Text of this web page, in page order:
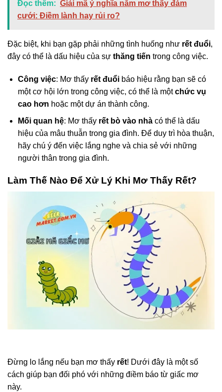
Đọc thêm: Giải mã ý nghĩa nằm mơ thấy đám
cưới: Điềm lành hay rủi ro?
Đặc biệt, khi bạn gặp phải những tình huống như rết đuổi,
đây có thể là dấu hiệu của sự thăng tiến trong công việc.
Công việc: Mơ thấy rết đuổibáo hiệu rằng bạn sẽ có
một cơ hội lớn trong công việc, có thể là mộtchức vụ
cao hơn hoặc một dự án thành công.
Mối quan hệ: Mơ thấy rết bò vào nhàcó thể là dấu
hiệu của mâu thuẫn trong gia đình. Để duy trì hòa thuận,
hãy chú ý đến việc lắng nghe và chia sẻ với những
người thân trong gia đình.
Làm Thế Nào Để Xử Lý Khi Mơ Thấy Rết?
Đừng lo lắng nếu bạn mơ thấy rết! Dưới đây là một số
cách giúp bạn đối phó với những điềm báo từ giấc mơ
này.